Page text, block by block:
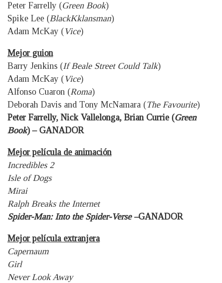
Peter Farrelly (Green Book)
Spike Lee (BlackKklansman)
Adam McKay (Vice)
Mejor guion
Barry Jenkins (If Beale Street Could Talk)
Adam McKay (Vice)
Alfonso Cuaron (Roma)
Deborah Davis and Tony McNamara (The Favourite)
Peter Farrelly, Nick Vallelonga, Brian Currie (Green
Book) – GANADOR
Mejor película de animación
Incredibles 2
Isle of Dogs
Mirai
Ralph Breaks the Internet
Spider-Man: Into the Spider-Verse –GANADOR
Mejor película extranjera
Capernaum
Girl
Never Look Away